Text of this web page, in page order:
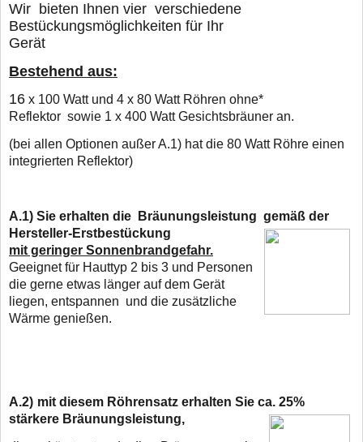
Wir bieten Ihnen vier verschiedene
Bestückungsmöglichkeiten für Ihr
Gerät
Bestehend aus:
16 x 100 Watt und 4 x 80 Watt Röhren ohne*
Reflektor sowie 1 x 400 Watt Gesichtsbräuner an.
(bei allen Optionen außer A.1) hat die 80 Watt Röhre einen
integrierten Reflektor)
A.1) Sie erhalten die Bräunungsleistung gemäß der
Hersteller-Erstbestückung
mit geringer Sonnenbrandgefahr.
Geeignet für Hauttyp 2 bis 3 und Personen
die gerne etwas länger auf dem Gerät
liegen, entspannen und die zusätzliche
Wärme genießen.
A.2) mit diesem Röhrensatz erhalten Sie ca. 25%
stärkere Bräunungsleistung,